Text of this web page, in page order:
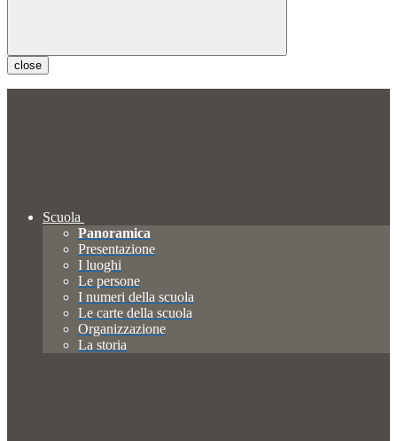
close
Scuola
Panoramica
Presentazione
I luoghi
Le persone
I numeri della scuola
Le carte della scuola
Organizzazione
La storia